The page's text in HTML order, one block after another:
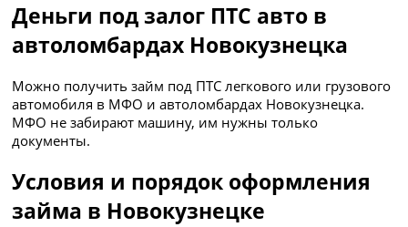
Деньги под залог ПТС авто в
автоломбардах Новокузнецка
Можно получить займ под ПТС легкового или грузового
автомобиля в МФО и автоломбардах Новокузнецка.
МФО не забирают машину, им нужны только
документы.
Условия и порядок оформления
займа в Новокузнецке